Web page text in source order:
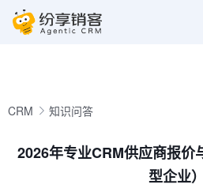
CRM 知识问答
2026年专业CRM供应商报价
型企业）